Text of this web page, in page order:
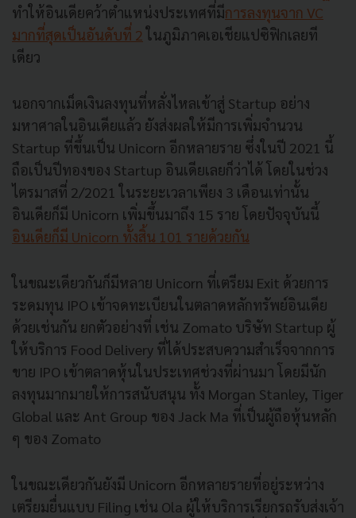
ทำให้อินเดียคว้าตำแหน่งประเทศที่มีการลงทุนจาก VC
มากที่สุดเป็นอันดับที่ 2 ในภูมิภาคเอเชียแปซิฟิกเลยที
เดียว
นอกจากเม็ดเงินลงทุนที่หลั่งไหลเข้าสู่ Startup อย่าง
มหาศาลในอินเดียแล้ว ยังส่งผลให้มีการเพิ่มจำนวน
Startup ที่ขึ้นเป็น Unicorn อีกหลายราย ซึ่งในปี 2021 นี้
ถือเป็นปีทองของ Startup อินเดียเลยก็ว่าได้ โดยในช่วง
ไตรมาสที่ 2/2021 ในระยะเวลาเพียง 3 เดือนเท่านั้น
อินเดียก็มี Unicorn เพิ่มขึ้นมาถึง 15 ราย โดยปัจจุบันนี้
อินเดียก็มี Unicorn ทั้งสิ้น 101 รายด้วยกัน
ในขณะเดียวกันก็มีหลาย Unicorn ที่เตรียม Exit ด้วยการ
ระดมทุน IPO เข้าจดทะเบียนในตลาดหลักทรัพย์อินเดีย
ด้วยเช่นกัน ยกตัวอย่างที่ เช่น Zomato บริษัท Startup ผู้
ให้บริการ Food Delivery ที่ได้ประสบความสำเร็จจากการ
ขาย IPO เข้าตลาดหุ้นในประเทศช่วงที่ผ่านมา โดยมีนัก
ลงทุนมากมายให้การสนับสนุน ทั้ง Morgan Stanley, Tiger
Global และ Ant Group ของ Jack Ma ที่เป็นผู้ถือหุ้นหลัก
ๆ ของ Zomato
ในขณะเดียวกันยังมี Unicorn อีกหลายรายที่อยู่ระหว่าง
เตรียมยื่นแบบ Filing เช่น Ola ผู้ให้บริการเรียกรถรับส่งเจ้า